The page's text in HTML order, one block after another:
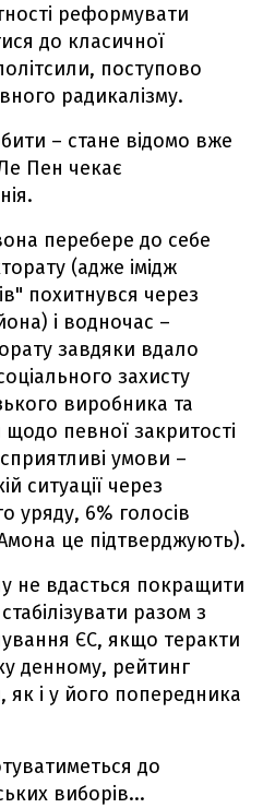
реформувати
до класичної
поступово
радикалізму.
– стане відомо вже
Пен чекає
перебере до себе
(адже імідж
похитнувся через
і водночас –
завдяки вдало
захисту
виробника та
певної закритості
умови –
ситуації через
уряду, 6% голосів
це підтверджують).
не вдасться покращити
разом з
ЄС, якщо теракти
денному, рейтинг
і у його попередника
до
виборів...